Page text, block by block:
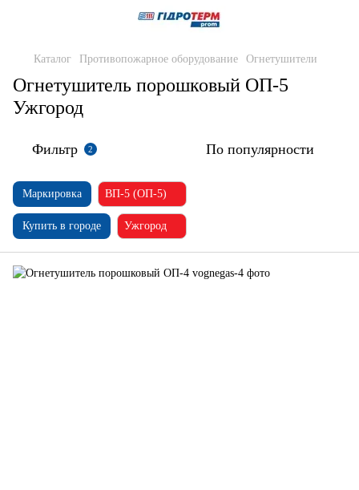
Каталог Противопожарное оборудование Огнетушители
Огнетушитель порошковый ОП-5
Ужгород
Фильтр 2 По популярности
Маркировка ВП-5 (ОП-5)
Купить в городе Ужгород